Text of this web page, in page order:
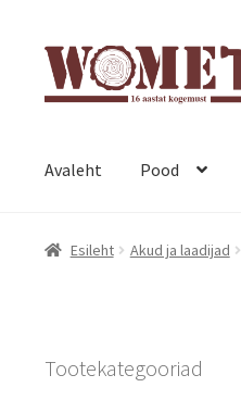
Avaleht Pood
Esileht Akud ja laadijad
Tootekategooriad